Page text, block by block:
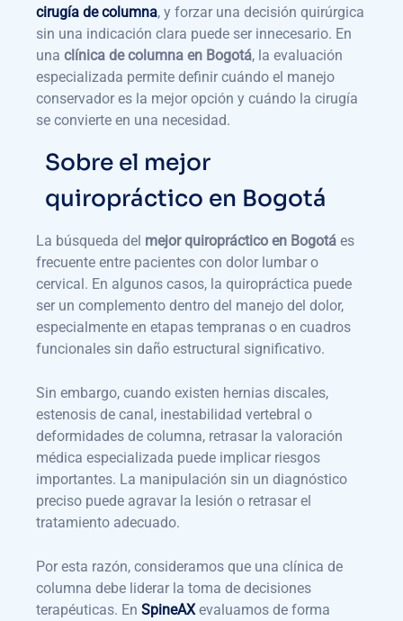
cirugía de columna, y forzar una decisión quirúrgica
sin una indicación clara puede ser innecesario. En
una clínica de columna en Bogotá, la evaluación
especializada permite definir cuándo el manejo
conservador es la mejor opción y cuándo la cirugía
se convierte en una necesidad.
Sobre el mejor
quiropráctico en Bogotá
La búsqueda del mejor quiropráctico en Bogotá es
frecuente entre pacientes con dolor lumbar o
cervical. En algunos casos, la quiropráctica puede
ser un complemento dentro del manejo del dolor,
especialmente en etapas tempranas o en cuadros
funcionales sin daño estructural significativo.
Sin embargo, cuando existen hernias discales,
estenosis de canal, inestabilidad vertebral o
deformidades de columna, retrasar la valoración
médica especializada puede implicar riesgos
importantes. La manipulación sin un diagnóstico
preciso puede agravar la lesión o retrasar el
tratamiento adecuado.
Por esta razón, consideramos que una clínica de
columna debe liderar la toma de decisiones
terapéuticas. En SpineAX evaluamos de forma